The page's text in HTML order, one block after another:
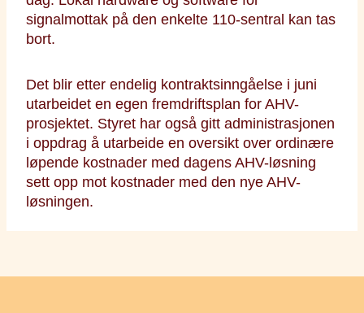
signalmottak på den enkelte 110-sentral kan tas
bort.
Det blir etter endelig kontraktsinngåelse i juni
utarbeidet en egen fremdriftsplan for AHV-
prosjektet. Styret har også gitt administrasjonen
i oppdrag å utarbeide en oversikt over ordinære
løpende kostnader med dagens AHV-løsning
sett opp mot kostnader med den nye AHV-
løsningen.